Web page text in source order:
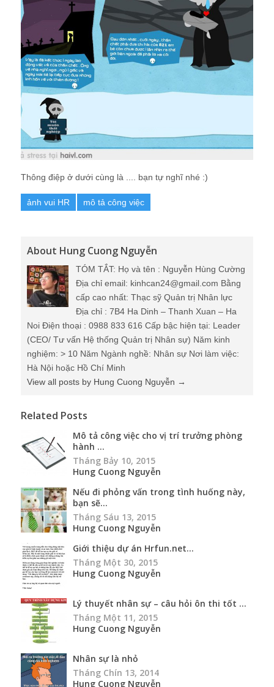
Thông điệp ở dưới cùng là .... bạn tự nghĩ nhé :)
ảnh vui HR mô tả công việc
About Hung Cuong Nguyễn
TÓM TẮT: Họ và tên : Nguyễn Hùng Cường
Địa chỉ email: kinhcan24@gmail.com Bằng
cấp cao nhất: Thạc sỹ Quản trị Nhân lực
Địa chỉ : 7B4 Ha Dinh – Thanh Xuan – Ha
Noi Điện thoại : 0988 833 616 Cấp bậc hiện tại: Leader
(CEO/ Tư vấn Hệ thống Quản trị Nhân sự) Năm kinh
nghiệm: > 10 Năm Ngành nghề: Nhân sự Nơi làm việc:
Hà Nội hoặc Hồ Chí Minh
View all posts by Hung Cuong Nguyễn →
Related Posts
Mô tả công việc cho vị trí trưởng phòng
hành ...
Tháng Bảy 10, 2015
Hung Cuong Nguyễn
Nếu đi phỏng vấn trong tình huống này,
bạn sẽ...
Tháng Sáu 13, 2015
Hung Cuong Nguyễn
Giới thiệu dự án Hrfun.net...
Tháng Một 30, 2015
Hung Cuong Nguyễn
Lý thuyết nhân sự – câu hỏi ôn thi tốt ...
Tháng Một 11, 2015
Hung Cuong Nguyễn
Nhân sự là nhỏ
Tháng Chín 13, 2014
Hung Cuong Nguyễn